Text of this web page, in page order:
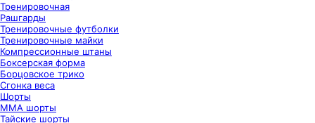
Тренировочная
Рашгарды
Тренировочные футболки
Тренировочные майки
Компрессионные штаны
Боксерская форма
Борцовское трико
Сгонка веса
Шорты
ММА шорты
Тайские шорты